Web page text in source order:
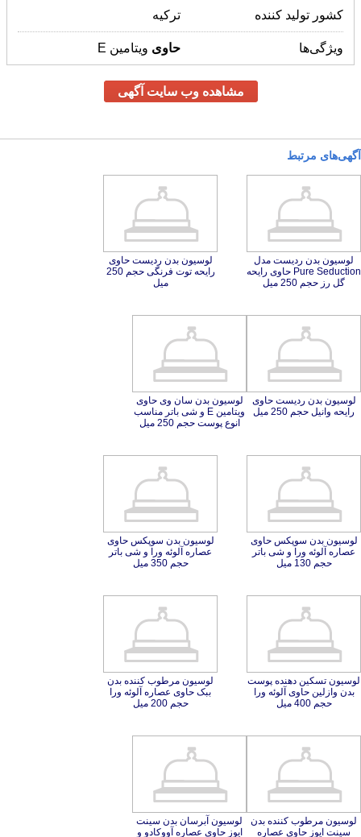
کشور تولید کننده ترکیه
ویژگی‌ها حاوی ویتامین E
مشاهده وب سایت آگهی
آگهی‌های مرتبط
لوسیون بدن ردیست مدل
Pure Seduction حاوی رایحه
گل رز حجم 250 میل
لوسیون بدن ردیست حاوی
رایحه توت فرنگی حجم 250
میل
لوسیون بدن ردیست حاوی
رایحه وانیل حجم 250 میل
لوسیون بدن سان وی حاوی
ویتامین E و شی باتر مناسب
انوع پوست حجم 250 میل
لوسیون بدن سوپکس حاوی
عصاره آلوئه ورا و شی باتر
حجم 130 میل
لوسیون بدن سوپکس حاوی
عصاره آلوئه ورا و شی باتر
حجم 350 میل
لوسیون تسکین دهنده پوست
بدن وازلین حاوی آلوئه ورا
حجم 400 میل
لوسیون مرطوب کننده بدن
ببک حاوی عصاره آلوئه ورا
حجم 200 میل
لوسیون مرطوب کننده بدن
سینت ایوز حاوی عصاره
نارگیل و گل ارکیده حجم لوسیون آبرسان بدن سینت
ایوز حاوی عصاره آووکادو و